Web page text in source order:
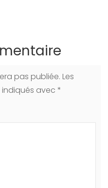
pas publiée. Les
avec *